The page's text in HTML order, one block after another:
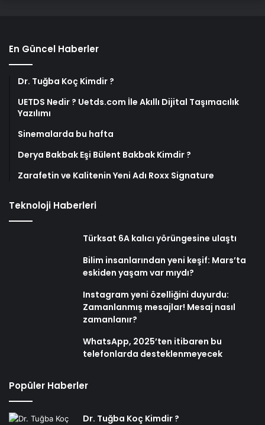
En Güncel Haberler
Dr. Tuğba Koç Kimdir ?
UETDS Nedir ? Uetds.com İle Akıllı Dijital Taşımacılık
Yazılımı
Sinemalarda bu hafta
Derya Bakbak Eşi Bülent Bakbak Kimdir ?
Zarafetin ve Kalitenin Yeni Adı Roxx Signature
Teknoloji Haberleri
Türksat 6A kalıcı yörüngesine ulaştı
Bilim insanlarından yeni keşif: Mars’ta
eskiden yaşam var mıydı?
Instagram yeni özelliğini duyurdu:
Zamanlanmış mesajlar! Mesaj nasıl
zamanlanır?
WhatsApp, 2025’ten itibaren bu
telefonlarda desteklenmeyecek
Popüler Haberler
Dr. Tuğba Koç Kimdir ?